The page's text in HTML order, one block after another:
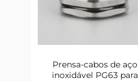
Prensa-cabos de aço
inoxidável PG63 para